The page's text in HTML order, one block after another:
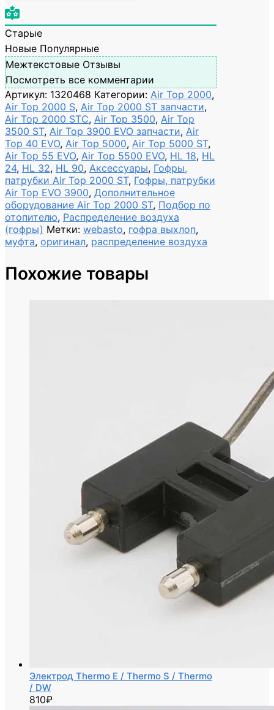
Старые
Новые Популярные
Межтекстовые Отзывы
Посмотреть все комментарии
Артикул: 1320468 Категории: Air Top 2000,
Air Top 2000 S, Air Top 2000 ST запчасти,
Air Top 2000 STC, Air Top 3500, Air Top
3500 ST, Air Top 3900 EVO запчасти, Air
Top 40 EVO, Air Top 5000, Air Top 5000 ST,
Air Top 55 EVO, Air Top 5500 EVO, HL 18, HL
24, HL 32, HL 90, Аксессуары, Гофры,
патрубки Air Top 2000 ST, Гофры, патрубки
Air Top EVO 3900, Дополнительное
оборудование Air Top 2000 ST, Подбор по
отопителю, Распределение воздуха
(гофры) Метки: webasto, гофра выхлоп,
муфта, оригинал, распределение воздуха
Похожие товары
Электрод Thermo E / Thermo S / Thermo
/ DW
810₽